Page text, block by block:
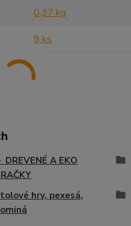
0,37 kg
9 ks
DREVENÉ A EKO
hry, pexesá,